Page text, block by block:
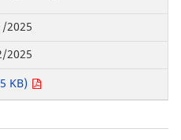
2025
2025
KB)